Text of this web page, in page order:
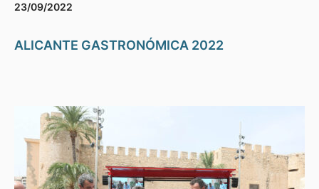
23/09/2022
ALICANTE GASTRONÓMICA 2022